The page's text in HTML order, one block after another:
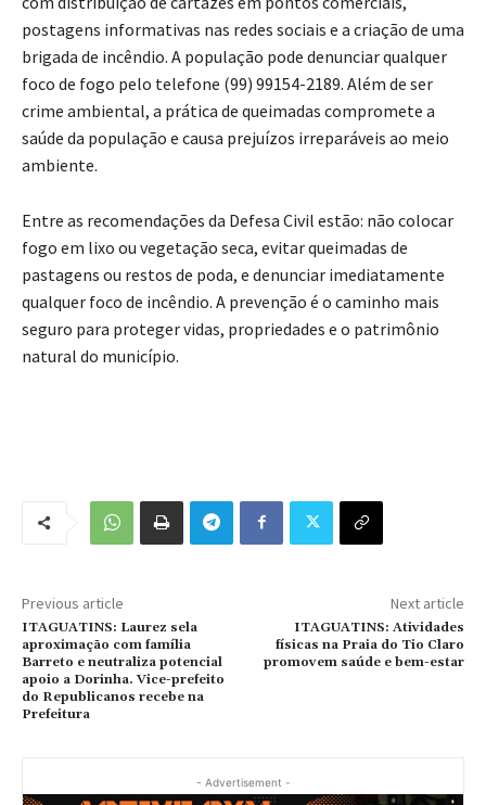
postagens informativas nas redes sociais e a criação de uma
brigada de incêndio. A população pode denunciar qualquer
foco de fogo pelo telefone (99) 99154-2189. Além de ser
crime ambiental, a prática de queimadas compromete a
saúde da população e causa prejuízos irreparáveis ao meio
ambiente.
Entre as recomendações da Defesa Civil estão: não colocar
fogo em lixo ou vegetação seca, evitar queimadas de
pastagens ou restos de poda, e denunciar imediatamente
qualquer foco de incêndio. A prevenção é o caminho mais
seguro para proteger vidas, propriedades e o patrimônio
natural do município.
Previous article
ITAGUATINS: Laurez sela
aproximação com família
Barreto e neutraliza potencial
apoio a Dorinha. Vice-prefeito
do Republicanos recebe na
Prefeitura
Next article
ITAGUATINS: Atividades
físicas na Praia do Tio Claro
promovem saúde e bem-estar
- Advertisement -